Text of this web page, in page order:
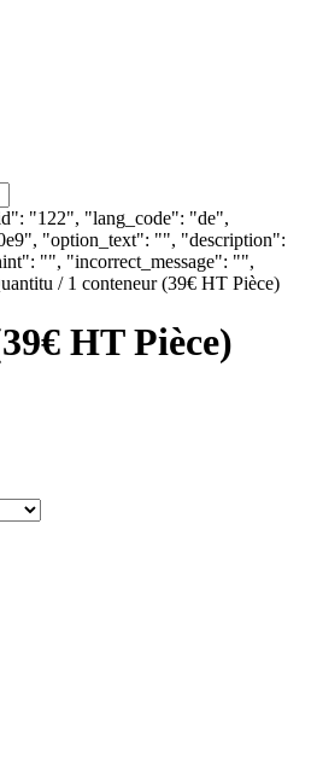
"122", "lang_code": "de",
"option_text": "", "description":
"", "incorrect_message": "",
/ 1 conteneur (39€ HT Pièce)
HT Pièce)